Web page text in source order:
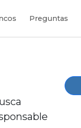
Preguntas